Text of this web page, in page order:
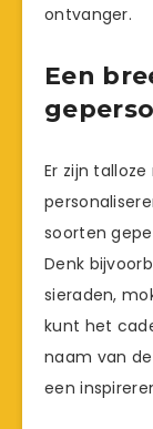
ontvanger.
Een
Er zijn
soorten
Denk
sieraden,
kunt het
naam van
een